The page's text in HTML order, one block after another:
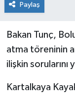
Paylaş
Bakan Tunç,
atma töreninin
ilişkin sorularını
Kartalkaya